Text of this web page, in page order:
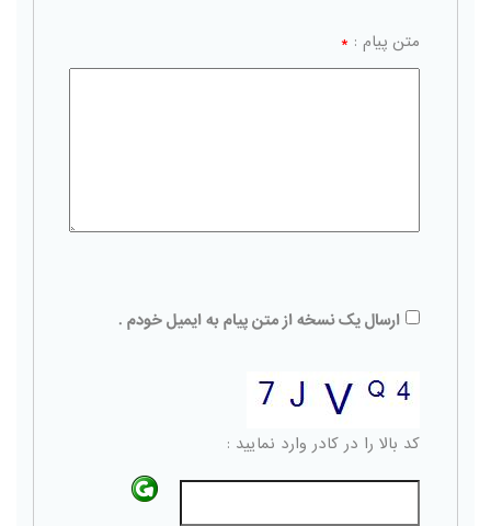
متن پیام : *
ارسال یک نسخه از متن پیام به ایمیل خودم .
کد بالا را در کادر وارد نمایید :